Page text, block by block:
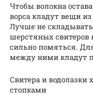
Чтобы волокна
ворса кладут вещи
Лучше не
шерстяных свитеров
сильно помяться.
между ними кладут
Свитера и водолазки
стопками